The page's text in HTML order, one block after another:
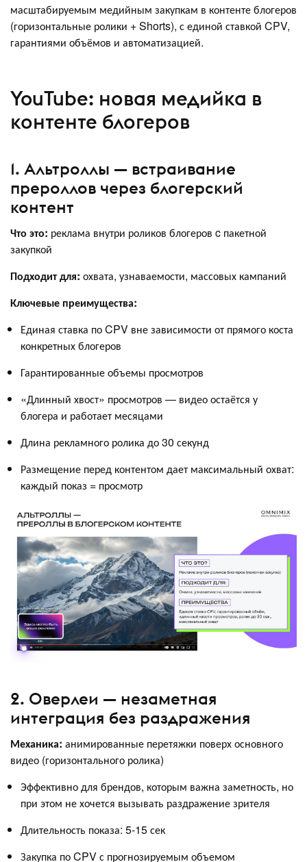
масштабируемым медийным закупкам в контенте блогеров
(горизонтальные ролики + Shorts), с единой ставкой CPV,
гарантиями объёмов и автоматизацией.
YouTube: новая медийка в
контенте блогеров
1. Альтроллы — встраивание
прероллов через блогерский
контент
Что это: реклама внутри роликов блогеров c пакетной
закупкой
Подходит для: охвата, узнаваемости, массовых кампаний
Ключевые преимущества:
Единая ставка по CPV вне зависимости от прямого коста
конкретных блогеров
Гарантированные объемы просмотров
«Длинный хвост» просмотров — видео остаётся у
блогера и работает месяцами
Длина рекламного ролика до 30 секунд
Размещение перед контентом дает максимальный охват:
каждый показ = просмотр
2. Оверлеи — незаметная
интеграция без раздражения
Механика: анимированные перетяжки поверх основного
видео (горизонтального ролика)
Эффективно для брендов, которым важна заметность, но
при этом не хочется вызывать раздражение зрителя
Длительность показа: 5-15 сек
Закупка по CPV с прогнозируемым объемом